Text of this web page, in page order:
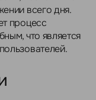
всего дня.
процесс
что является